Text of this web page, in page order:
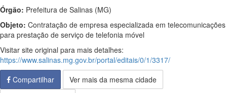
Órgão: Prefeitura de Salinas (MG)
Objeto: Contratação de empresa especializada em telecomunicações
para prestação de serviço de telefonia móvel
Visitar site original para mais detalhes:
https://www.salinas.mg.gov.br/portal/editais/0/1/3317/
Compartilhar
Ver mais da mesma cidade